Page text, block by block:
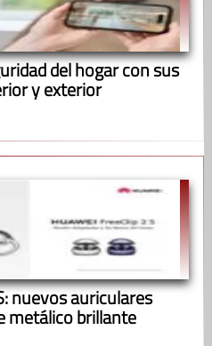
del hogar con sus
y exterior
nuevos auriculares
metálico brillante